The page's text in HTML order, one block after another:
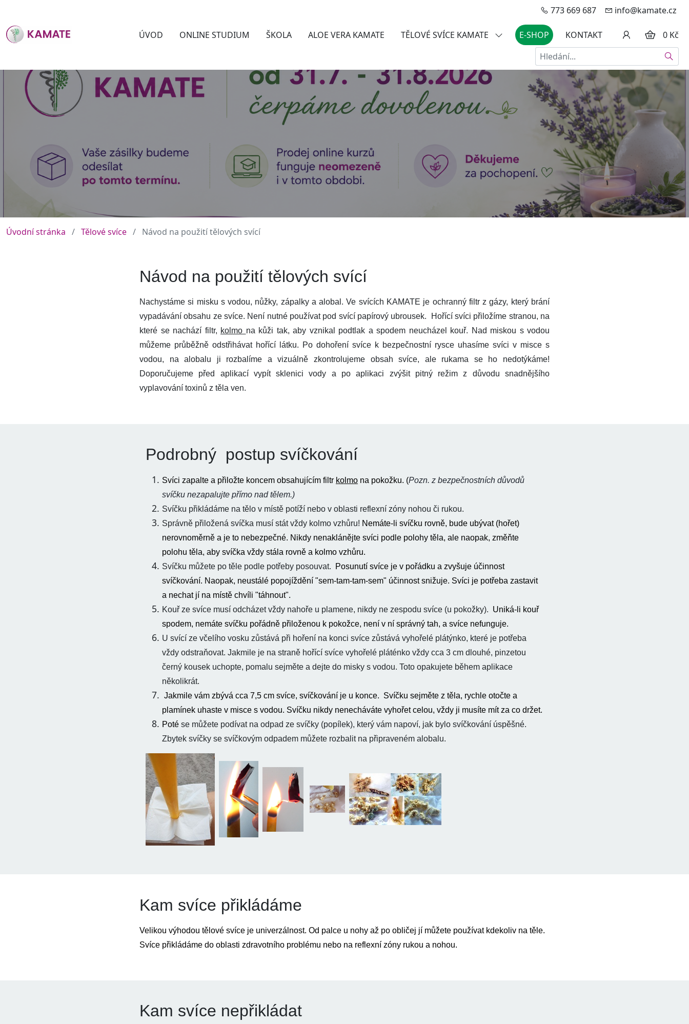
773 669 687 info@kamate.cz
ÚVOD ONLINE STUDIUM ŠKOLA ALOE VERA KAMATE TĚLOVÉ SVÍCE KAMATE E-SHOP KONTAKT
0 Kč
Hledat
Úvodní stránka Tělové svíce Návod na použití tělových svící
Návod na použití tělových svící
Nachystáme si misku s vodou, nůžky, zápalky a alobal. Ve svících KAMATE je ochranný filtr z gázy, který brání
vypadávání obsahu ze svíce. Není nutné používat pod svící papírový ubrousek. Hořící svíci přiložíme stranou, na
které se nachází filtr, kolmo na kůži tak, aby vznikal podtlak a spodem neucházel kouř. Nad miskou s vodou
můžeme průběžně odstřihávat hořící látku. Po dohoření svíce k bezpečnostní rysce uhasíme svíci v misce s
vodou, na alobalu ji rozbalíme a vizuálně zkontrolujeme obsah svíce, ale rukama se ho nedotýkáme!
Doporučujeme před aplikací vypít sklenici vody a po aplikaci zvýšit pitný režim z důvodu snadnějšího
vyplavování toxinů z těla ven.
Podrobný postup svíčkování
Svíci zapalte a přiložte koncem obsahujícím filtr kolmo na pokožku. (Pozn. z bezpečnostních důvodů
svíčku nezapalujte přímo nad tělem.)
Svíčku přikládáme na tělo v místě potíží nebo v oblasti reflexní zóny nohou či rukou.
Správně přiložená svíčka musí stát vždy kolmo vzhůru! Nemáte-li svíčku rovně, bude ubývat (hořet)
nerovnoměrně a je to nebezpečné. Nikdy nenaklánějte svíci podle polohy těla, ale naopak, změňte
polohu těla, aby svíčka vždy stála rovně a kolmo vzhůru.
Svíčku můžete po těle podle potřeby posouvat.
Posunutí svíce je v pořádku a zvyšuje účinnost
svíčkování. Naopak, neustálé popojíždění "sem-tam-tam-sem" účinnost snižuje. Svíci je potřeba zastavit
a nechat jí na místě chvíli "táhnout".
Kouř ze svíce musí odcházet vždy nahoře u plamene, nikdy ne zespodu svíce (u pokožky). Uniká-li kouř
spodem, nemáte svíčku pořádně přiloženou k pokožce, není v ní správný tah, a svíce nefunguje.
U svící ze včelího vosku zůstává při hoření na konci svíce zůstává vyhořelé plátýnko, které je potřeba
vždy odstraňovat. Jakmile je na straně hořící svíce vyhořelé pláténko vždy cca 3 cm dlouhé, pinzetou
černý kousek uchopte, pomalu sejměte a dejte do misky s vodou. Toto opakujete během aplikace
několikrát.
Jakmile vám zbývá cca 7,5 cm svíce, svíčkování je u konce. Svíčku sejměte z těla, rychle otočte a
plamínek uhaste v misce s vodou. Svíčku nikdy nenecháváte vyhořet celou, vždy ji musíte mít za co držet.
Poté se můžete podívat na odpad ze svíčky (popílek), který vám napoví, jak bylo svíčkování úspěšné.
Zbytek svíčky se svíčkovým odpadem můžete rozbalit na připraveném alobalu.
Kam svíce přikládáme
Velikou výhodou tělové svíce je univerzálnost. Od palce u nohy až po obličej jí můžete používat kdekoliv na těle.
Svíce přikládáme do oblasti zdravotního problému nebo na reflexní zóny rukou a nohou.
Kam svíce nepřikládat